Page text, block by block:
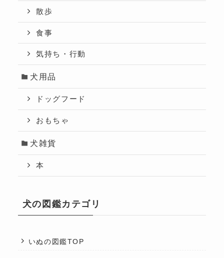
散歩
食事
気持ち・行動
犬用品
ドッグフード
おもちゃ
犬雑貨
本
犬の図鑑カテゴリ
いぬの図鑑TOP